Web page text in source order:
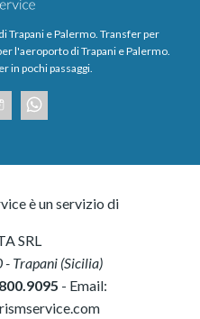
e Palermo. Transfer per
l'aeroporto di Trapani e Palermo.
in pochi passaggi.
è un servizio di
SRL
- Trapani(Sicilia)
- Email: